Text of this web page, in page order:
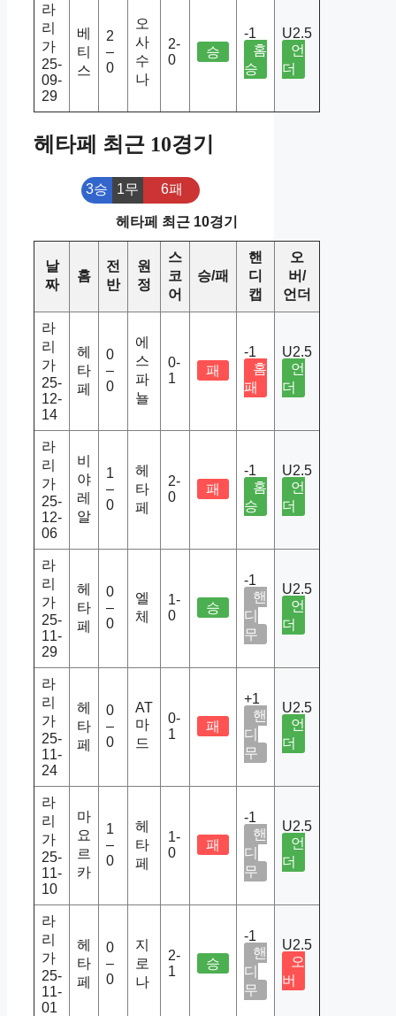
라
리
가
25-
09-
29
베
티
스
2
–
0
오
사
수
나
2-
0
승
-1
홈
승
U2.5
언
더
헤타페 최근 10경기
3승 1무 6패
헤타페 최근 10경기
날
짜
홈
전
반
원
정
스
코
어
승/패
핸
디
캡
오
버/
언더
라
리
가
25-
12-
14
헤
타
페
0
–
0
에
스
파
뇰
0-
1
패
-1
홈
패
U2.5
언
더
라
리
가
25-
12-
06
비
야
레
알
1
–
0
헤
타
페
2-
0
패
-1
홈
승
U2.5
언
더
라
리
가
25-
11-
29
헤
타
페
0
–
0
엘
체
1-
0
승
-1
핸
디
무
U2.5
언
더
라
리
가
25-
11-
24
헤
타
페
0
–
0
AT
마
드
0-
1
패
+1
핸
디
무
U2.5
언
더
라
리
가
25-
11-
10
마
요
르
카
1
–
0
헤
타
페
1-
0
패
-1
핸
디
무
U2.5
언
더
라
리
가
25-
11-
01
헤
타
페
0
–
0
지
로
나
2-
1
승
-1
핸
디
무
U2.5
오
버